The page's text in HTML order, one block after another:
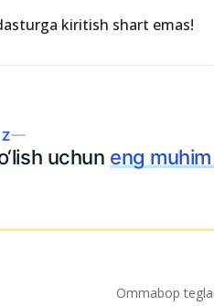
fanlardan beriladi? To‘liq
kiritish shart emas!